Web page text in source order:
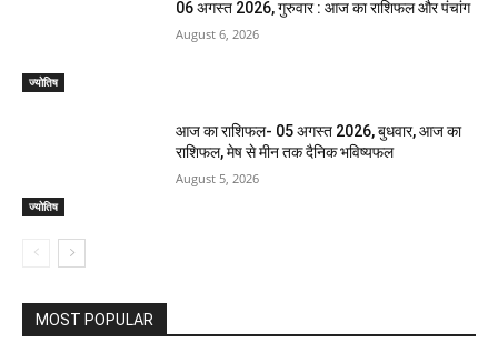
ज्योतिष
06 अगस्त 2026, गुरुवार : आज का राशिफल और पंचांग
August 6, 2026
ज्योतिष
आज का राशिफल- 05 अगस्त 2026, बुधवार, आज का
राशिफल, मेष से मीन तक दैनिक भविष्यफल
August 5, 2026
MOST POPULAR